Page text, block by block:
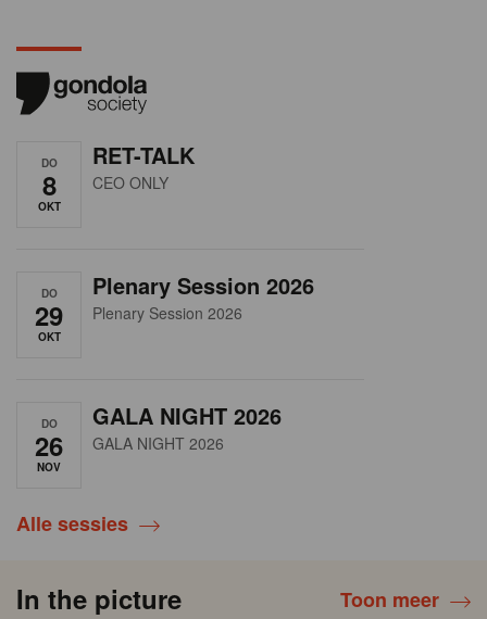
DO
8
OKT
RET-TALK
CEO ONLY
DO
29
OKT
Plenary Session 2026
Plenary Session 2026
DO
26
NOV
GALA NIGHT 2026
GALA NIGHT 2026
Alle sessies
In the picture Toon meer